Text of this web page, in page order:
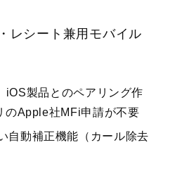
レシート兼用モバイル
iOS製品とのペアリング作
のApple社MFi申請が不要
自動補正機能（カール除去